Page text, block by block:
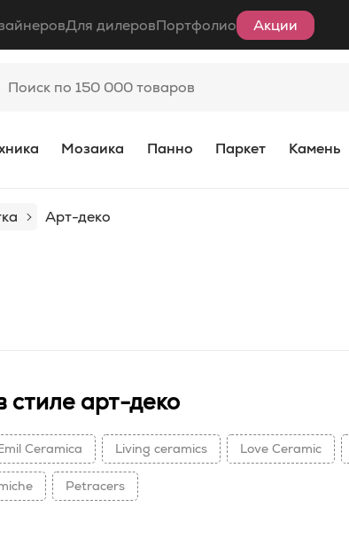
Для дилеровПортфолио Акции
Мозаика Панно Паркет Камень
Арт-деко
стиле арт-деко
Ceramica Living ceramics Love Ceramic
Petracers